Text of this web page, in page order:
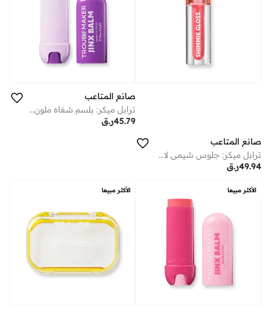
صانع المتاعب
ترابل ميكر: جلوس شيمي لاكي تشارم بيتش
ر.ق49.94
صانع المتاعب
ترابل ميكر: بلسم شفاه ملون جينكس لونا بيري
ر.ق45.79
الأكثر مبيعا الأكثر مبيعا